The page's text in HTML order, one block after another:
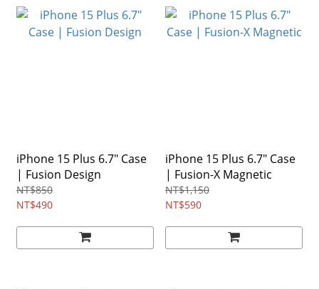
iPhone 15 Plus 6.7" Case
| Fusion Design
NT$850
NT$490
iPhone 15 Plus 6.7" Case
| Fusion-X Magnetic
NT$1,150
NT$590